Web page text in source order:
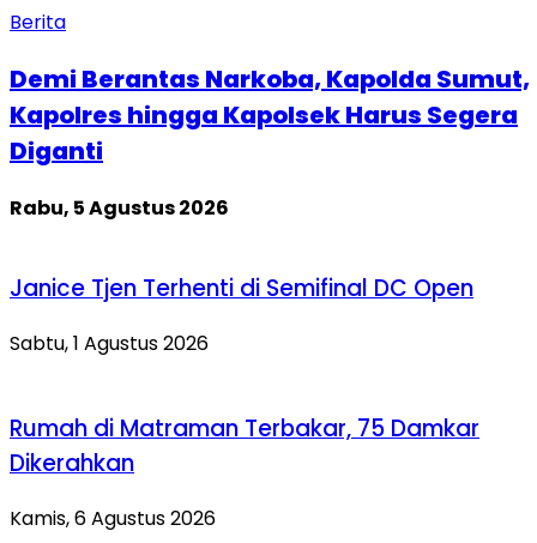
Berita
Demi Berantas Narkoba, Kapolda Sumut,
Kapolres hingga Kapolsek Harus Segera
Diganti
Rabu, 5 Agustus 2026
Janice Tjen Terhenti di Semifinal DC Open
Sabtu, 1 Agustus 2026
Rumah di Matraman Terbakar, 75 Damkar
Dikerahkan
Kamis, 6 Agustus 2026